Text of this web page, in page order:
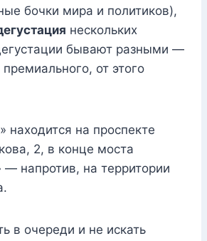
бочки мира и политиков),
нескольких
бывают разными —
от этого
находится на проспекте
2, в конце моста
напротив, на территории
в очереди и не искать